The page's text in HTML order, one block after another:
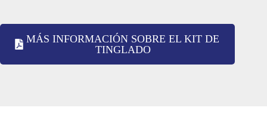
MÁS INFORMACIÓN SOBRE EL KIT DE
TINGLADO